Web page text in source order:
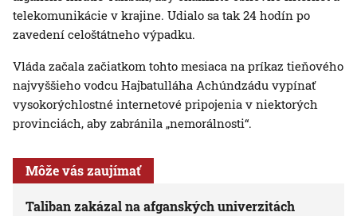
telekomunikácie v krajine. Udialo sa tak 24 hodín po
zavedení celoštátneho výpadku.
Vláda začala začiatkom tohto mesiaca na príkaz tieňového
najvyššieho vodcu Hajbatulláha Achúndzádu vypínať
vysokorýchlostné internetové pripojenia v niektorých
provinciách, aby zabránila „nemorálnosti“.
Môže vás zaujímať
Taliban zakázal na afganských univerzitách